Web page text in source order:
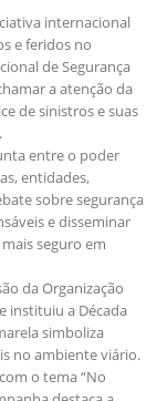
internacional
e feridos no
de Segurança
a atenção da
de sinistros e suas
entre o poder
entidades,
sobre segurança
e disseminar
seguro em
da Organização
instituiu a Década
simboliza
no ambiente viário.
o tema “No